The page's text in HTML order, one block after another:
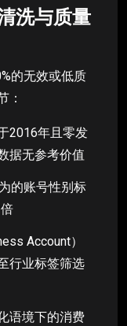
洗与质量
的无效或低质
：
2016年且零发
据无参考价值
的账号性别标
Account）
行业标签筛选
语境下的消费